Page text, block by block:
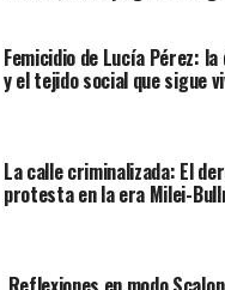
Femicidio de Lucía Pérez:
y el tejido social que sigue
La calle criminalizada: El
protesta en la era Milei-